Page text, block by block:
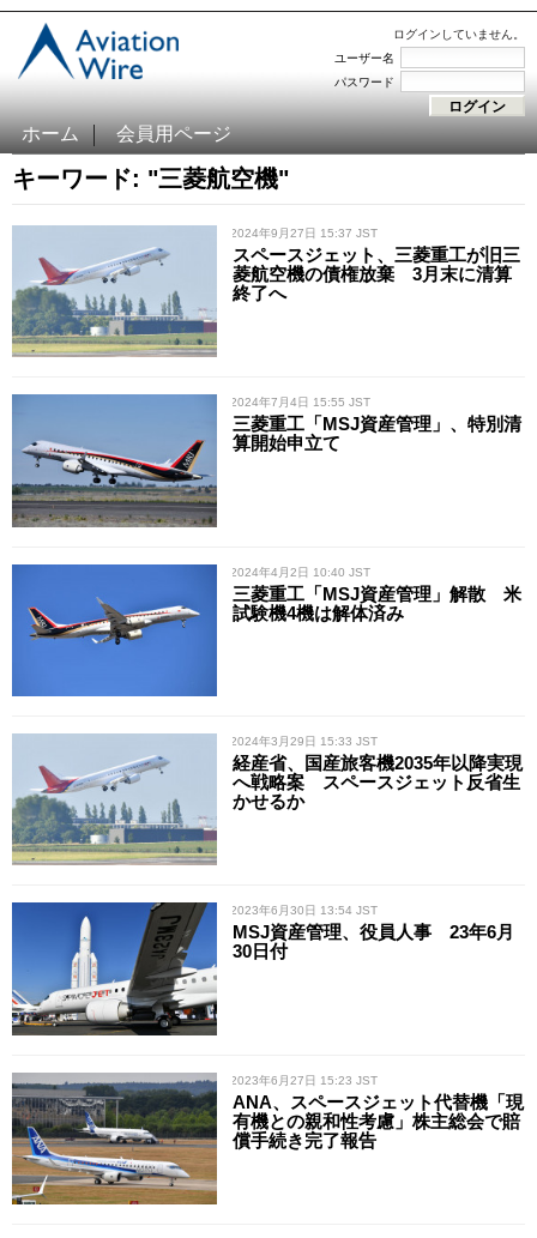
ログインしていません。
ユーザー名
パスワード
ホーム 会員用ページ
キーワード: "三菱航空機"
/ 2024年9月27日 15:37 JST
スペースジェット、三菱重工が旧三
菱航空機の債権放棄 3月末に清算
終了へ
/ 2024年7月4日 15:55 JST
三菱重工「MSJ資産管理」、特別清
算開始申立て
/ 2024年4月2日 10:40 JST
三菱重工「MSJ資産管理」解散 米
試験機4機は解体済み
/ 2024年3月29日 15:33 JST
経産省、国産旅客機2035年以降実現
へ戦略案 スペースジェット反省生
かせるか
/ 2023年6月30日 13:54 JST
MSJ資産管理、役員人事 23年6月
30日付
/ 2023年6月27日 15:23 JST
ANA、スペースジェット代替機「現
有機との親和性考慮」株主総会で賠
償手続き完了報告